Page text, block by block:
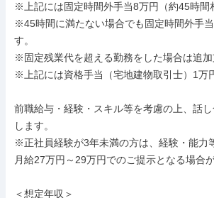
※上記には固定時間外手当8万円（約45時間
※45時間に満たない場合でも固定時間外手
す。
※固定残業代を超える勤務をした場合は追加
※上記には資格手当（宅地建物取引士）1万
前職給与・経験・スキル等を考慮の上、話
します。
※正社員経験が3年未満の方は、経験・能力
月給27万円～29万円でのご提示となる場合が
＜想定年収＞